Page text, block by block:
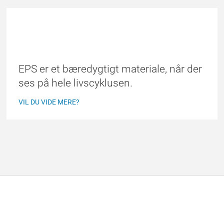
EPS er et bæredygtigt materiale, når der
ses på hele livscyklusen.
VIL DU VIDE MERE?